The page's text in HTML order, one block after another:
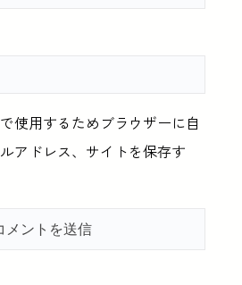
使用するためブラウザーに自
アドレス、サイトを保存す